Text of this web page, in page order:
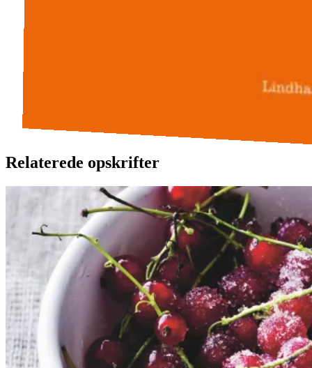
Relaterede opskrifter
Rysteribs Rysteribs
Gem opskrift
Dessert
Dansk mad